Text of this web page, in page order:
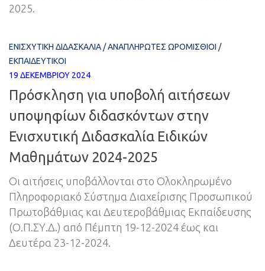
2025.
ΕΝΙΣΧΥΤΙΚΉ ΔΙΔΑΣΚΑΛΊΑ /ΑΝΑΠΛΗΡΩΤΈΣ ΩΡΟΜΊΣΘΙΟΙ /
ΕΚΠΑΙΔΕΥΤΙΚΟΊ
19 ΔΕΚΕΜΒΡΊΟΥ 2024
Πρόσκληση για υποβολή αιτήσεων
υποψηφίων διδασκόντων στην
Ενισχυτική Διδασκαλία Ειδικών
Μαθημάτων 2024-2025
Οι αιτήσεις υποβάλλονται στο Ολοκληρωμένο
Πληροφοριακό Σύστημα Διαχείρισης Προσωπικού
Πρωτοβάθμιας και Δευτεροβάθμιας Εκπαίδευσης
(Ο.Π.ΣΥ.Δ.) από Πέμπτη 19-12-2024 έως και
Δευτέρα 23-12-2024.